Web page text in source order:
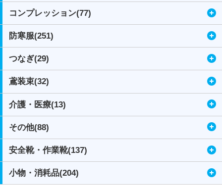
コンプレッション(77)
防寒服(251)
つなぎ(29)
鳶装束(32)
介護・医療(13)
その他(88)
安全靴・作業靴(137)
小物・消耗品(204)